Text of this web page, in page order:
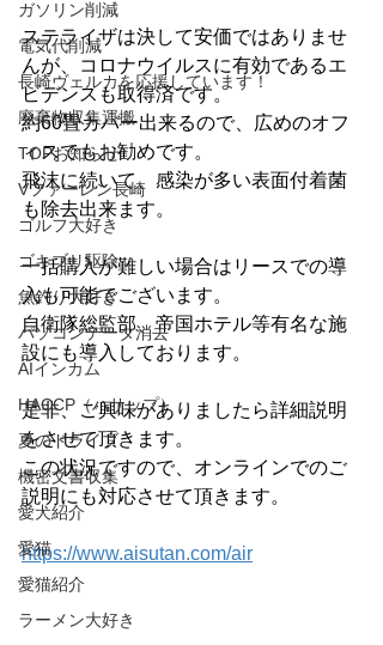
ガソリン削減
電気代削減
長崎ヴェルカを応援しています！
廃棄物収集運搬
TOPお知らせ
Vファーレン長崎
ゴルフ大好き
ゴキブリ駆除
魚釣り大好き
パソコンデータ消去
AIインカム
HACCP（ハサップ）
夏のドライブ
機密文書収集
愛犬紹介
愛猫
愛猫紹介
ラーメン大好き
ステライザは決して安価ではありませ
んが、コロナウイルスに有効であるエ
ビデンスも取得済です。
約60畳カバー出来るので、広めのオフ
ィスでもお勧めです。
飛沫に続いて、感染が多い表面付着菌
も除去出来ます。
一括購入が難しい場合はリースでの導
入も可能でございます。
自衛隊総監部、帝国ホテル等有名な施
設にも導入しております。
是非、ご興味がありましたら詳細説明
をさせて頂きます。
この状況ですので、オンラインでのご
説明にも対応させて頂きます。
https://www.aisutan.com/air